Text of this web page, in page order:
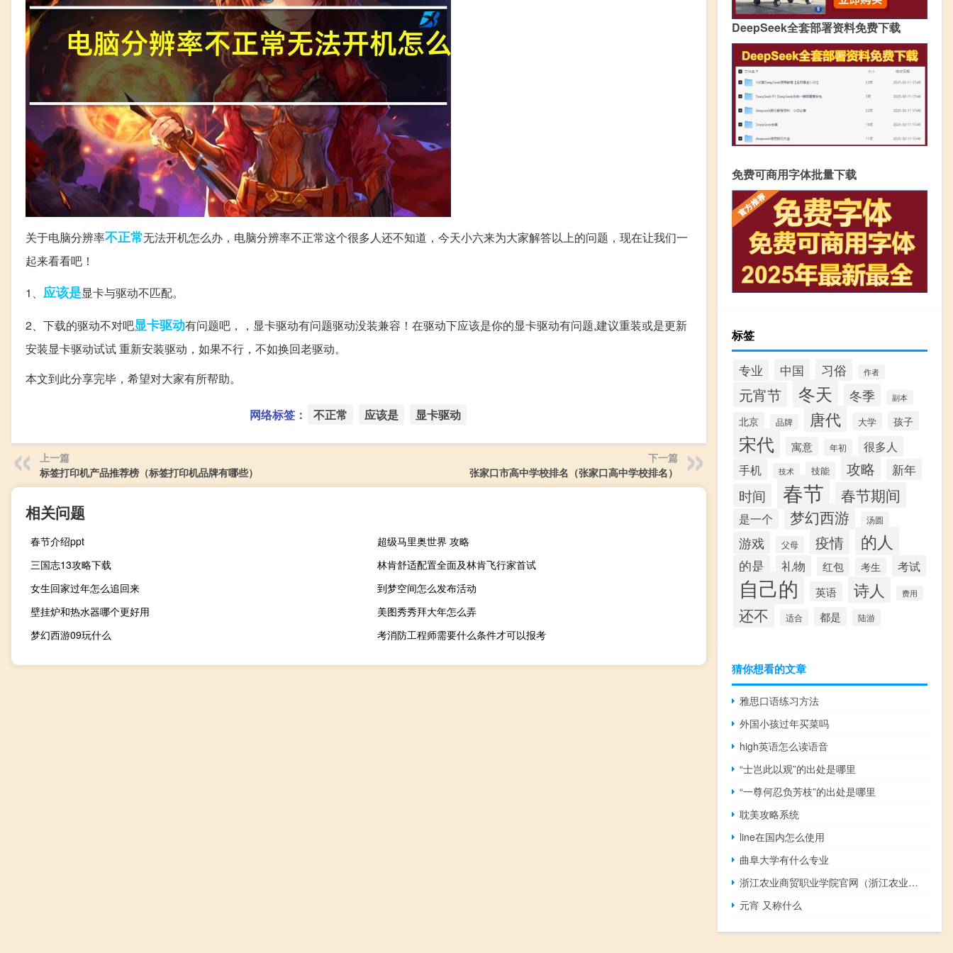
关于电脑分辨率不正常无法开机怎么办，电脑分辨率不正常这个很多人还不知道，今天小六来为大家解答以上的问题，现在让我们一
起来看看吧！
1、 应该是显卡与驱动不匹配。
2、下载的驱动不对吧显卡驱动有问题吧，，显卡驱动有问题驱动没装兼容！在驱动下应该是你的显卡驱动有问题,建议重装或是更新
安装显卡驱动试试 重新安装驱动，如果不行，不如换回老驱动。
本文到此分享完毕，希望对大家有所帮助。
网络标签： 不正常 应该是 显卡驱动
上一篇
标签打印机产品推荐榜（标签打印机品牌有哪些）
下一篇
张家口市高中学校排名（张家口高中学校排名）
相关问题
春节介绍ppt
超级马里奥世界 攻略
三国志13攻略下载
林肯舒适配置全面及林肯飞行家首试
女生回家过年怎么追回来
到梦空间怎么发布活动
壁挂炉和热水器哪个更好用
美图秀秀拜大年怎么弄
梦幻西游09玩什么
考消防工程师需要什么条件才可以报考
DeepSeek全套部署资料免费下载
免费可商用字体批量下载
标签
专业 中国 习俗 作者
元宵节 冬天 冬季 副本
北京 品牌 唐代 大学 孩子
宋代 寓意 年初 很多人
手机 技术 技能 攻略 新年
时间 春节 春节期间
是一个 梦幻西游 汤圆
游戏 父母 疫情 的人
的是 礼物 红包 考生 考试
自己的 英语 诗人 费用
还不 适合 都是 陆游
猜你想看的文章
雅思口语练习方法
外国小孩过年买菜吗
high英语怎么读语音
“士岂此以观”的出处是哪里
“一尊何忍负芳枝”的出处是哪里
耽美攻略系统
line在国内怎么使用
曲阜大学有什么专业
浙江农业商贸职业学院官网（浙江农业商贸职业学院）
元宵 又称什么